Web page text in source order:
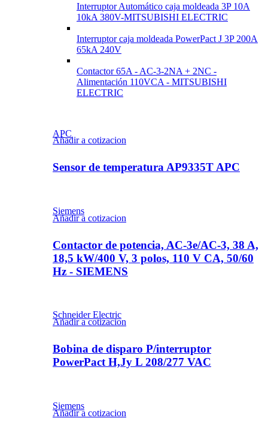
Interruptor Automático caja moldeada 3P 10A
10kA 380V-MITSUBISHI ELECTRIC
Interruptor caja moldeada PowerPact J 3P 200A
65kA 240V
Contactor 65A - AC-3-2NA + 2NC -
Alimentación 110VCA - MITSUBISHI
ELECTRIC
APC
Añadir a cotizacion
Sensor de temperatura AP9335T APC
Siemens
Añadir a cotizacion
Contactor de potencia, AC-3e/AC-3, 38 A,
18,5 kW/400 V, 3 polos, 110 V CA, 50/60
Hz - SIEMENS
Schneider Electric
Añadir a cotizacion
Bobina de disparo P/interruptor
PowerPact H,Jy L 208/277 VAC
Siemens
Añadir a cotizacion